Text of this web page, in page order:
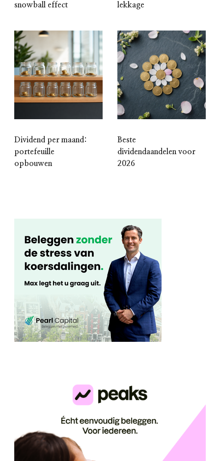
snowball effect
lekkage
Dividend per maand:
portefeuille
opbouwen
Beste
dividendaandelen voor
2026